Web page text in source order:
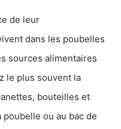
de leur
dans les poubelles
sources alimentaires
le plus souvent la
bouteilles et
ou au bac de